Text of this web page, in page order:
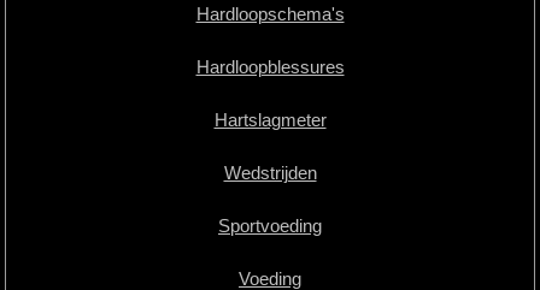
Hardloopschema's
Hardloopblessures
Hartslagmeter
Wedstrijden
Sportvoeding
Voeding